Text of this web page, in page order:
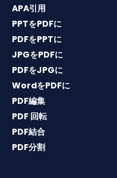
APA引用
PPTをPDFに
PDFをPPTに
JPGをPDFに
PDFをJPGに
WordをPDFに
PDF編集
PDF 回転
PDF結合
PDF分割